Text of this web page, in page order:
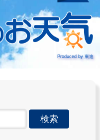
Produced by 東進